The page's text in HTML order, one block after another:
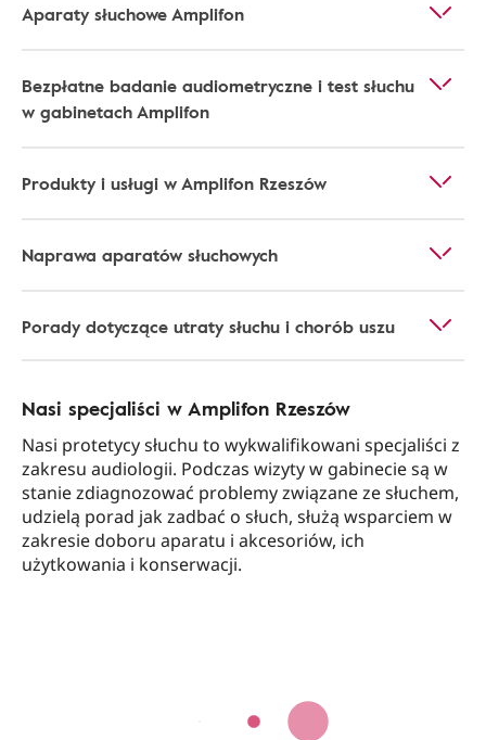
Aparaty słuchowe Amplifon
Bezpłatne badanie audiometryczne i test słuchu
w gabinetach Amplifon
Produkty i usługi w Amplifon Rzeszów
Naprawa aparatów słuchowych
Porady dotyczące utraty słuchu i chorób uszu
Nasi specjaliści w Amplifon Rzeszów
Nasi protetycy słuchu to wykwalifikowani specjaliści z
zakresu audiologii. Podczas wizyty w gabinecie są w
stanie zdiagnozować problemy związane ze słuchem,
udzielą porad jak zadbać o słuch, służą wsparciem w
zakresie doboru aparatu i akcesoriów, ich
użytkowania i konserwacji.